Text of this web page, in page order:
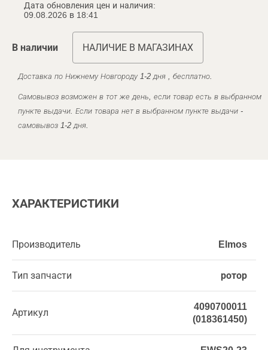
Дата обновления цен и наличия:
09.08.2026 в 18:41
В наличии НАЛИЧИЕ В МАГАЗИНАХ
Доставка по Нижнему Новгороду 1-2 дня , бесплатно.
Самовывоз возможен в тот же день, если товар есть в выбранном
пункте выдачи. Если товара нет в выбранном пункте выдачи -
самовывоз 1-2 дня.
ХАРАКТЕРИСТИКИ
Производитель Elmos
Тип запчасти ротор
Артикул
4090700011
(018361450)